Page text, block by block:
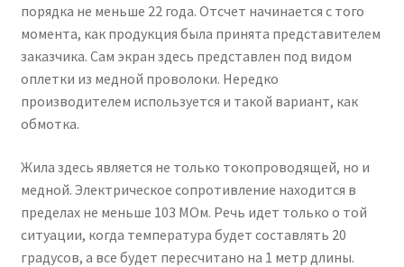
порядка не меньше 22 года. Отсчет начинается с того
момента, как продукция была принята представителем
заказчика. Сам экран здесь представлен под видом
оплетки из медной проволоки. Нередко
производителем используется и такой вариант, как
обмотка.
Жила здесь является не только токопроводящей, но и
медной. Электрическое сопротивление находится в
пределах не меньше 103 МОм. Речь идет только о той
ситуации, когда температура будет составлять 20
градусов, а все будет пересчитано на 1 метр длины.